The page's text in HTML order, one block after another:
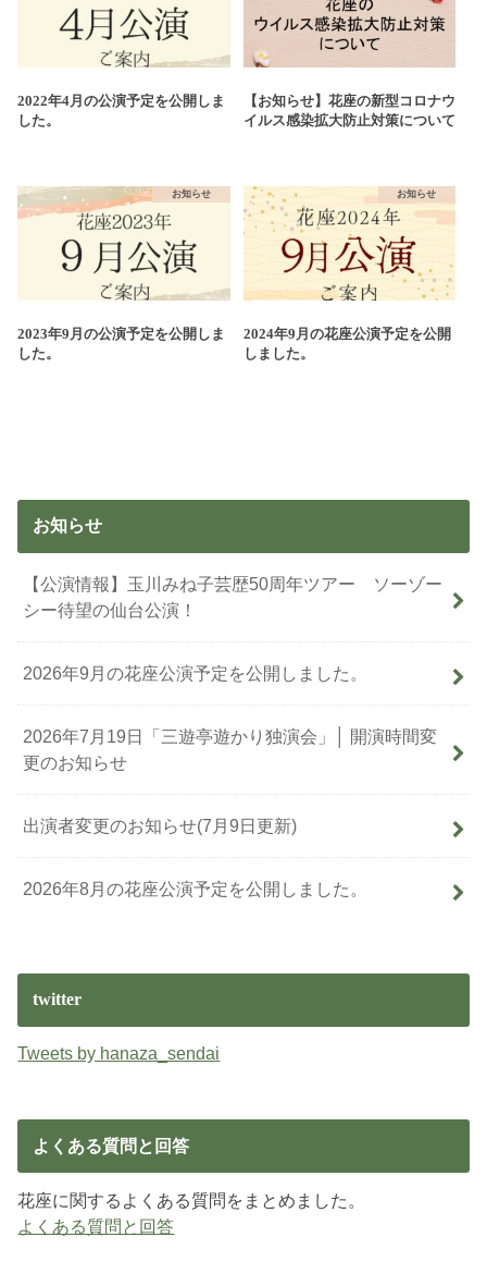
2022年4月の公演予定を公開しま
した。
【お知らせ】花座の新型コロナウ
イルス感染拡大防止対策について
お知らせ
2023年9月の公演予定を公開しま
した。
お知らせ
2024年9月の花座公演予定を公開
しました。
お知らせ
【公演情報】玉川みね子芸歴50周年ツアー ソーゾー
シー待望の仙台公演！
2026年9月の花座公演予定を公開しました。
2026年7月19日「三遊亭遊かり独演会」│ 開演時間変
更のお知らせ
出演者変更のお知らせ(7月9日更新)
2026年8月の花座公演予定を公開しました。
twitter
Tweets by hanaza_sendai
よくある質問と回答
花座に関するよくある質問をまとめました。
よくある質問と回答